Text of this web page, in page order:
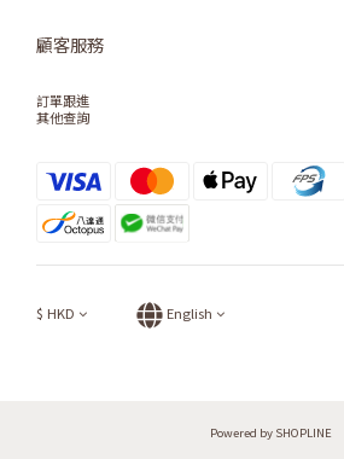
顧客服務
訂單跟進
其他查詢
$ HKD English
Powered by SHOPLINE